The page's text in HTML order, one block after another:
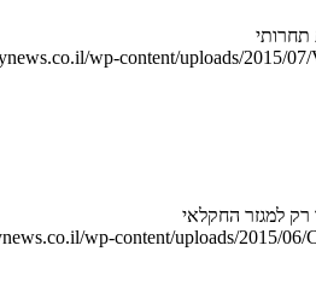
wp-content/uploads/2015/
wp-content/uploads/2015/